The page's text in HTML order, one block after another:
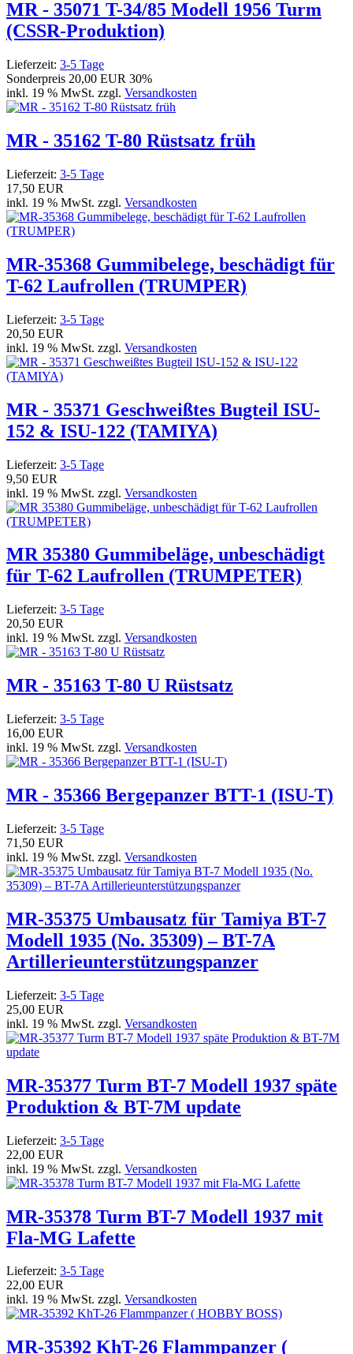
MR - 35071 T-34/85 Modell 1956 Turm
(CSSR-Produktion)
Lieferzeit: 3-5 Tage
Sonderpreis 20,00 EUR 30%
inkl. 19 % MwSt. zzgl. Versandkosten
MR - 35162 T-80 Rüstsatz früh
Lieferzeit: 3-5 Tage
17,50 EUR
inkl. 19 % MwSt. zzgl. Versandkosten
MR-35368 Gummibelege, beschädigt für
T-62 Laufrollen (TRUMPER)
Lieferzeit: 3-5 Tage
20,50 EUR
inkl. 19 % MwSt. zzgl. Versandkosten
MR - 35371 Geschweißtes Bugteil ISU-
152 & ISU-122 (TAMIYA)
Lieferzeit: 3-5 Tage
9,50 EUR
inkl. 19 % MwSt. zzgl. Versandkosten
MR 35380 Gummibeläge, unbeschädigt
für T-62 Laufrollen (TRUMPETER)
Lieferzeit: 3-5 Tage
20,50 EUR
inkl. 19 % MwSt. zzgl. Versandkosten
MR - 35163 T-80 U Rüstsatz
Lieferzeit: 3-5 Tage
16,00 EUR
inkl. 19 % MwSt. zzgl. Versandkosten
MR - 35366 Bergepanzer BTT-1 (ISU-T)
Lieferzeit: 3-5 Tage
71,50 EUR
inkl. 19 % MwSt. zzgl. Versandkosten
MR-35375 Umbausatz für Tamiya BT-7
Modell 1935 (No. 35309) – BT-7A
Artillerieunterstützungspanzer
Lieferzeit: 3-5 Tage
25,00 EUR
inkl. 19 % MwSt. zzgl. Versandkosten
MR-35377 Turm BT-7 Modell 1937 späte
Produktion & BT-7M update
Lieferzeit: 3-5 Tage
22,00 EUR
inkl. 19 % MwSt. zzgl. Versandkosten
MR-35378 Turm BT-7 Modell 1937 mit
Fla-MG Lafette
Lieferzeit: 3-5 Tage
22,00 EUR
inkl. 19 % MwSt. zzgl. Versandkosten
MR-35392 KhT-26 Flammpanzer (